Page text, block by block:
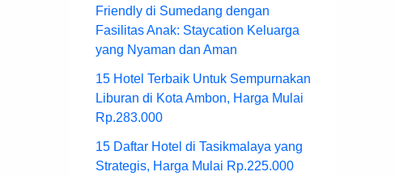
Friendly di Sumedang dengan
Fasilitas Anak: Staycation Keluarga
yang Nyaman dan Aman
15 Hotel Terbaik Untuk Sempurnakan
Liburan di Kota Ambon, Harga Mulai
Rp.283.000
15 Daftar Hotel di Tasikmalaya yang
Strategis, Harga Mulai Rp.225.000